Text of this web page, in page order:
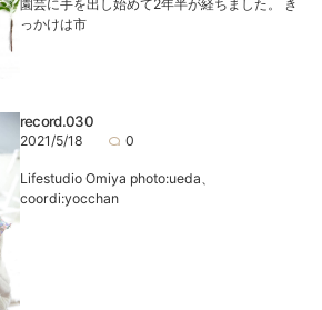
園芸に手を出し始めて2年半が経ちました。 き
っかけは市
record.030
2021/5/18 0
Lifestudio Omiya photo:ueda、
coordi:yocchan